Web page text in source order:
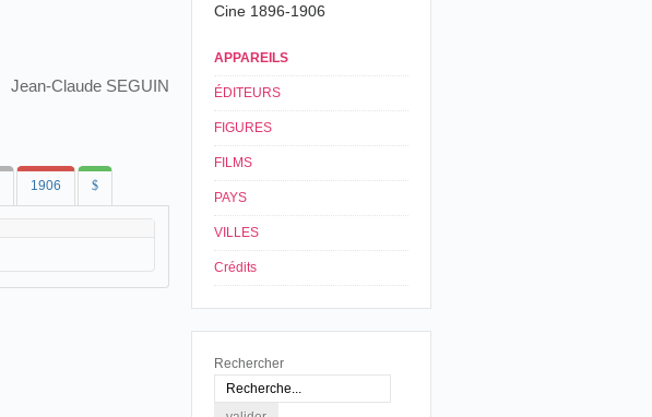
Jean-Claude SEGUIN
1906 $
Cine 1896-1906
APPAREILS
ÉDITEURS
FIGURES
FILMS
PAYS
VILLES
Crédits
Rechercher